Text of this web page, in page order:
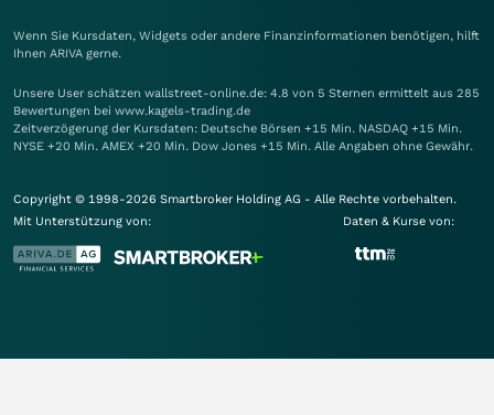
Wenn Sie Kursdaten, Widgets oder andere Finanzinformationen benötigen, hilft
Ihnen ARIVA gerne.
Unsere User schätzen wallstreet-online.de: 4.8 von 5 Sternen ermittelt aus 285
Bewertungen bei www.kagels-trading.de
Zeitverzögerung der Kursdaten: Deutsche Börsen +15 Min. NASDAQ +15 Min.
NYSE +20 Min. AMEX +20 Min. Dow Jones +15 Min. Alle Angaben ohne Gewähr.
Copyright © 1998-2026 Smartbroker Holding AG - Alle Rechte vorbehalten.
Mit Unterstützung von:
Daten & Kurse von: